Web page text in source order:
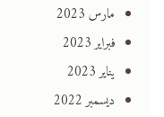
مارس 2023
فبراير 2023
يناير 2023
ديسمبر 2022